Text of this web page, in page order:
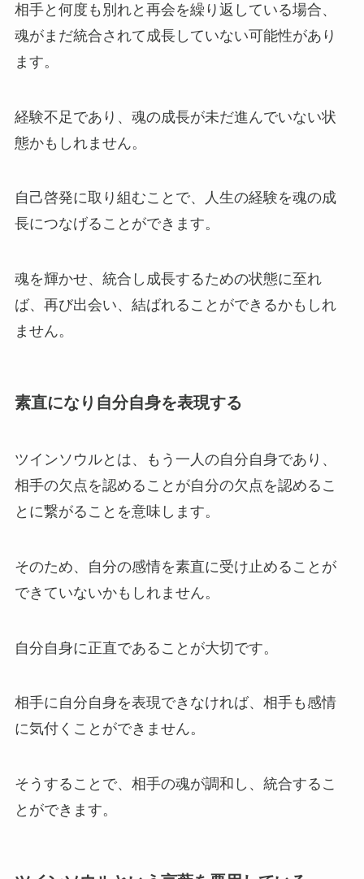
相手と何度も別れと再会を繰り返している場合、
魂がまだ統合されて成長していない可能性があり
ます。
経験不足であり、魂の成長が未だ進んでいない状
態かもしれません。
自己啓発に取り組むことで、人生の経験を魂の成
長につなげることができます。
魂を輝かせ、統合し成長するための状態に至れ
ば、再び出会い、結ばれることができるかもしれ
ません。
素直になり自分自身を表現する
ツインソウルとは、もう一人の自分自身であり、
相手の欠点を認めることが自分の欠点を認めるこ
とに繋がることを意味します。
そのため、自分の感情を素直に受け止めることが
できていないかもしれません。
自分自身に正直であることが大切です。
相手に自分自身を表現できなければ、相手も感情
に気付くことができません。
そうすることで、相手の魂が調和し、統合するこ
とができます。